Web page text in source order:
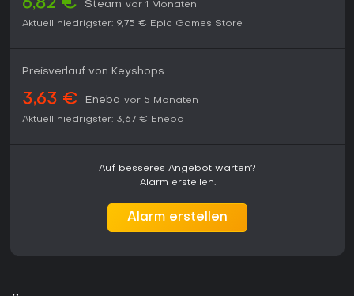
6,82 € Steam vor 1 Monaten
Aktuell niedrigster: 9,75 € Epic Games Store
Preisverlauf von Keyshops
3,63 € Eneba vor 5 Monaten
Aktuell niedrigster: 3,67 € Eneba
Auf besseres Angebot warten?
Alarm erstellen.
Alarm erstellen